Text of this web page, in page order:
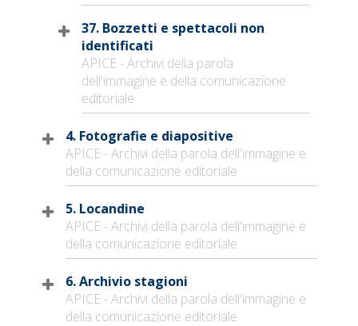
37. Bozzetti e spettacoli non
identificati
APICE - Archivi della parola
dell'immagine e della comunicazione
editoriale
4. Fotografie e diapositive
APICE - Archivi della parola dell'immagine e
della comunicazione editoriale
5. Locandine
APICE - Archivi della parola dell'immagine e
della comunicazione editoriale
6. Archivio stagioni
APICE - Archivi della parola dell'immagine e
della comunicazione editoriale